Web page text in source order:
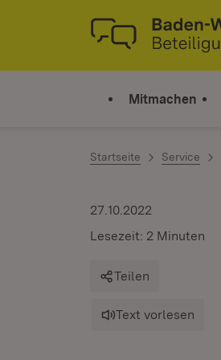
Zum Inhalt springen
Link zur Startseite
Mitmachen
Startseite Service
27.10.2022
Lesezeit: 2 Minuten
Teilen
Text vorlesen